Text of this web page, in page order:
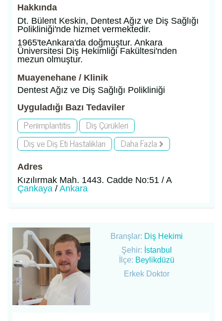
Hakkında
Dt. Bülent Keskin, Dentest Ağız ve Diş Sağlığı
Polikliniği'nde hizmet vermektedir.
1965'teAnkara'da doğmuştur. Ankara
Üniversitesi Diş Hekimliği Fakültesi'nden
mezun olmuştur.
Muayenehane / Klinik
Dentest Ağız ve Diş Sağlığı Polikliniği
Uyguladığı Bazı Tedaviler
Periimplantitis
Diş Çürükleri
Diş ve Diş Eti Hastalıkları
Daha Fazla
Adres
Kızılırmak Mah. 1443. Cadde No:51 / A
Çankaya / Ankara
Branşlar: Diş Hekimi
Şehir: İstanbul
İlçe: Beylikdüzü
Erkek Doktor